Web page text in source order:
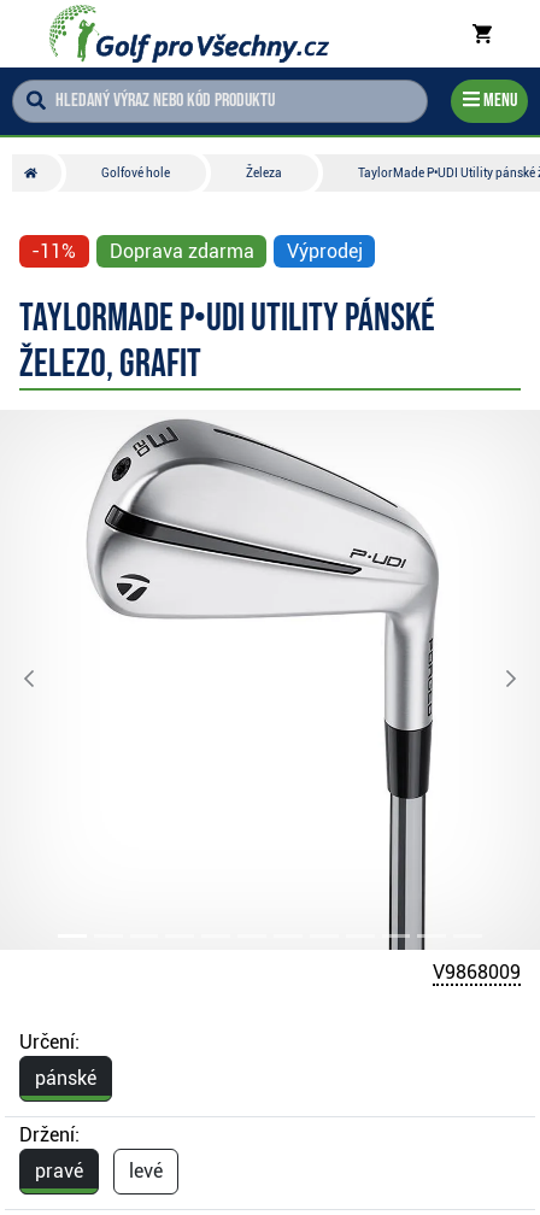
Menu
Golfové hole Železa TaylorMade P•UDI Utility pánské
-11% Doprava zdarma Výprodej
TaylorMade P•UDI Utility pánské
železo, grafit
V9868009
Určení:
pánské
Držení:
pravé
levé